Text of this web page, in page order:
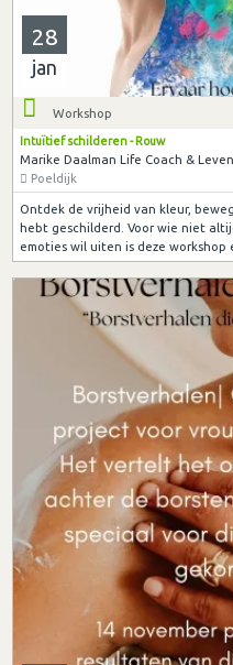
28
jan
Workshop
Intuïtief schilderen - Rouw
Marike Daalman Life Coach &
Poeldijk
Ontdek de vrijheid van kleur,
hebt geschilderd. Voor wie niet
emoties wil uiten is deze workshop